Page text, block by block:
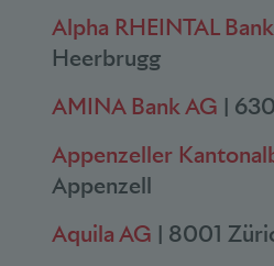
Alpha RHEINTAL
Heerbrugg
AMINA Bank AG |
Appenzeller
Appenzell
Aquila AG | 8001